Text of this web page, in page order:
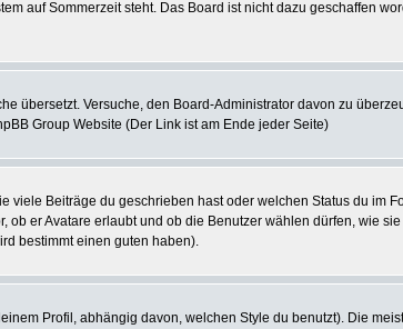
auf Sommerzeit steht. Das Board ist nicht dazu geschaffen
übersetzt. Versuche, den Board-Administrator davon zu
Group Website (Der Link ist am Ende jeder Seite)
Beiträge du geschrieben hast oder welchen Status du im
er Avatare erlaubt und ob die Benutzer wählen dürfen, wie
bestimmt einen guten haben).
Profil, abhängig davon, welchen Style du benutzt). Die